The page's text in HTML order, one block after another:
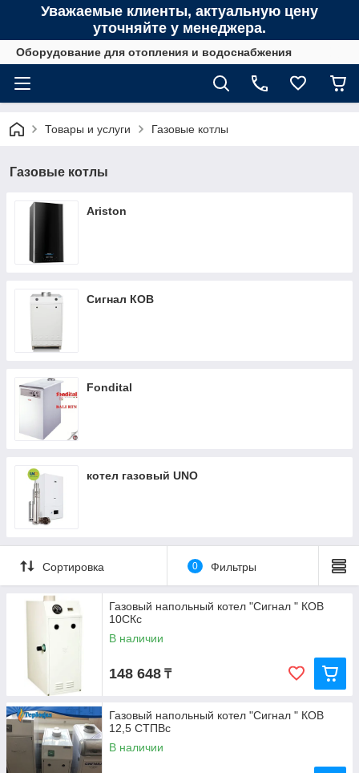
Уважаемые клиенты, актуальную цену
уточняйте у менеджера.
Оборудование для отопления и водоснабжения
Товары и услуги Газовые котлы
Газовые котлы
Ariston
Сигнал КОВ
Fondital
котел газовый UNO
Сортировка 0 Фильтры
Газовый напольный котел "Сигнал " КОВ
10СКс
В наличии
148 648 ₸
Газовый напольный котел "Сигнал " КОВ
12,5 СТПВс
В наличии